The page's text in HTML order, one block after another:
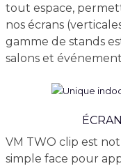
tout espace,
nos écrans
gamme de stands
salons et
VM TWO clip est
simple face pour